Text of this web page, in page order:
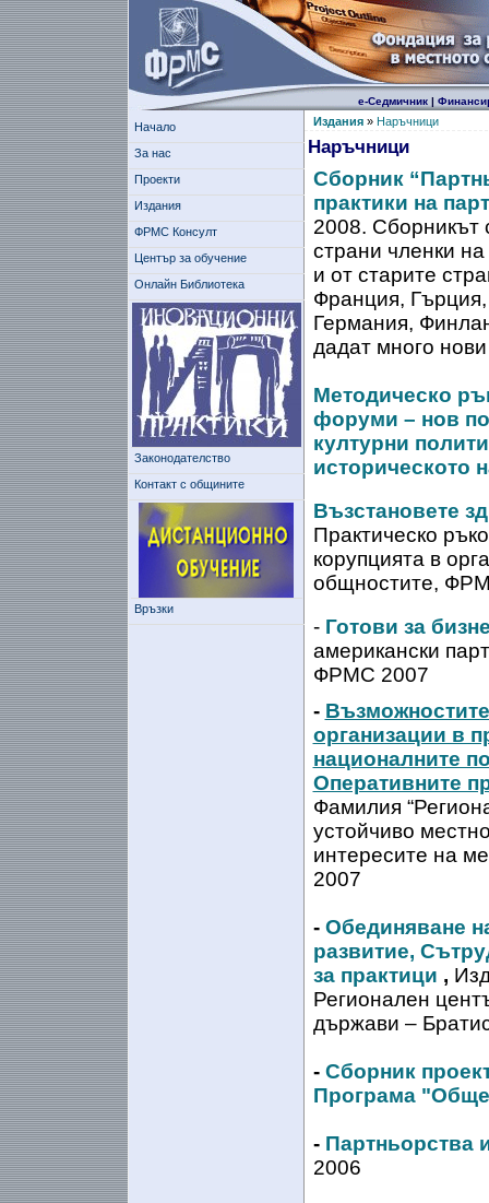
е-Седмичник|
Начало
За нас
Проекти
Издания
ФРМС Консулт
Център за обучение
Онлайн Библиотека
Законодателство
Контакт с общините
Връзки
Издания» Наръчници
Наръчници
Сборник
практики на
2008. Сборникът
страни членки
и от старите
Франция,
Германия,
дадат много
Методическо
форуми – нов
културни
историческото
Възстановете
Практическо
корупцията в
общностите,
- Готови за
американски
ФРМС 2007
-
организации в
националните
Оперативните
Фамилия
устойчиво
интересите на
2007
- Обединяване
развитие,
за практици ,
Регионален
държави –
- Сборник
Програма
- Партньорства
2006